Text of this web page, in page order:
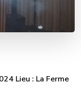
Lieu : La Ferme